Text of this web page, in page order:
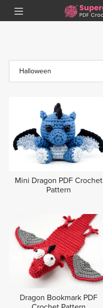
Mini Dragon PDF Crochet
Pattern
Dragon Bookmark PDF